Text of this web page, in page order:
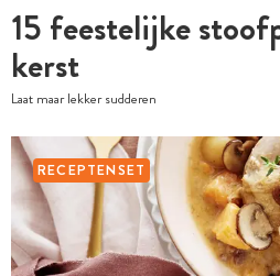
15 feestelijke
kerst
Laat maar lekker sudderen
RECEPTENSET